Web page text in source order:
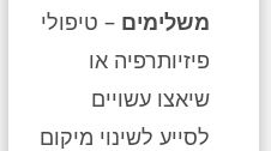
משלימים – טיפולי
פיזיותרפיה או
שיאצו עשויים
לסייע לשינוי מיקום